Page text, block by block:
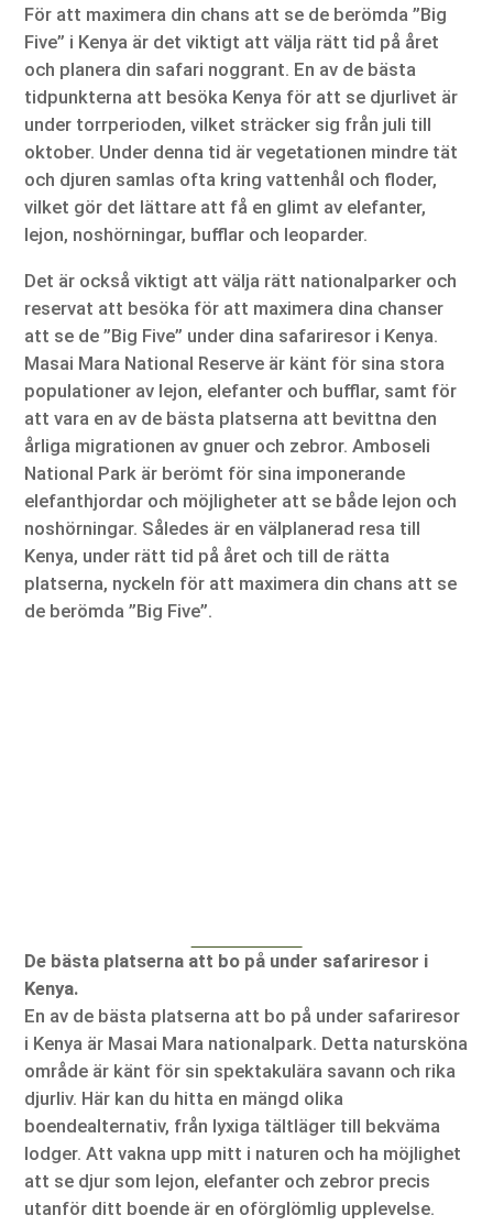
För att maximera din chans att se de berömda ”Big
Five” i Kenya är det viktigt att välja rätt tid på året
och planera din safari noggrant. En av de bästa
tidpunkterna att besöka Kenya för att se djurlivet är
under torrperioden, vilket sträcker sig från juli till
oktober. Under denna tid är vegetationen mindre tät
och djuren samlas ofta kring vattenhål och floder,
vilket gör det lättare att få en glimt av elefanter,
lejon, noshörningar, bufflar och leoparder.
Det är också viktigt att välja rätt nationalparker och
reservat att besöka för att maximera dina chanser
att se de ”Big Five” under dina safariresor i Kenya.
Masai Mara National Reserve är känt för sina stora
populationer av lejon, elefanter och bufflar, samt för
att vara en av de bästa platserna att bevittna den
årliga migrationen av gnuer och zebror. Amboseli
National Park är berömt för sina imponerande
elefanthjordar och möjligheter att se både lejon och
noshörningar. Således är en välplanerad resa till
Kenya, under rätt tid på året och till de rätta
platserna, nyckeln för att maximera din chans att se
de berömda ”Big Five”.
De bästa platserna att bo på under safariresor i
Kenya.
En av de bästa platserna att bo på under safariresor
i Kenya är Masai Mara nationalpark. Detta natursköna
område är känt för sin spektakulära savann och rika
djurliv. Här kan du hitta en mängd olika
boendealternativ, från lyxiga tältläger till bekväma
lodger. Att vakna upp mitt i naturen och ha möjlighet
att se djur som lejon, elefanter och zebror precis
utanför ditt boende är en oförglömlig upplevelse.